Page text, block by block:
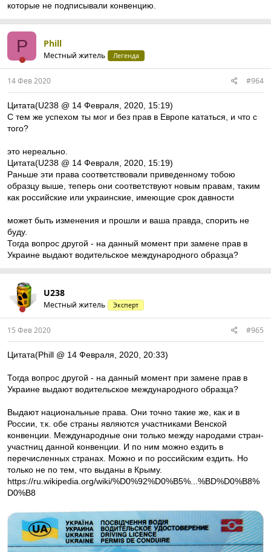
которые не подписывали конвенцию.
P Phill
Местный житель Легенда
14 Фев 2020 #964
Цитата(U238 @ 14 Февраля, 2020, 15:19)
С тем же успехом ты мог и без прав в Европе кататься, и что с
того?
это нереально.
Цитата(U238 @ 14 Февраля, 2020, 15:19)
Раньше эти права соответствовали приведенному тобою
образцу выше, теперь они соответствуют новым правам, таким
как российские или украинские, имеющие срок давности
может быть изменения и прошли и ваша правда, спорить не
буду.
Тогда вопрос другой - на данный момент при замене прав в
Украине выдают водительское международного образца?
U238
Местный житель Эксперт
15 Фев 2020 #965
Цитата(Phill @ 14 Февраля, 2020, 20:33)
Тогда вопрос другой - на данный момент при замене прав в
Украине выдают водительское международного образца?
Выдают национальные права. Они точно такие же, как и в
России, т.к. обе страны являются участниками Венской
конвенции. Международные они только между народами стран-
участниц данной конвенции. И по ним можно ездить в
перечисленных странах. Можно и по российским ездить. Но
только не по тем, что выданы в Крыму.
https://ru.wikipedia.org/wiki/%D0%92%D0%B5%...%BD%D0%B8%
D0%B8